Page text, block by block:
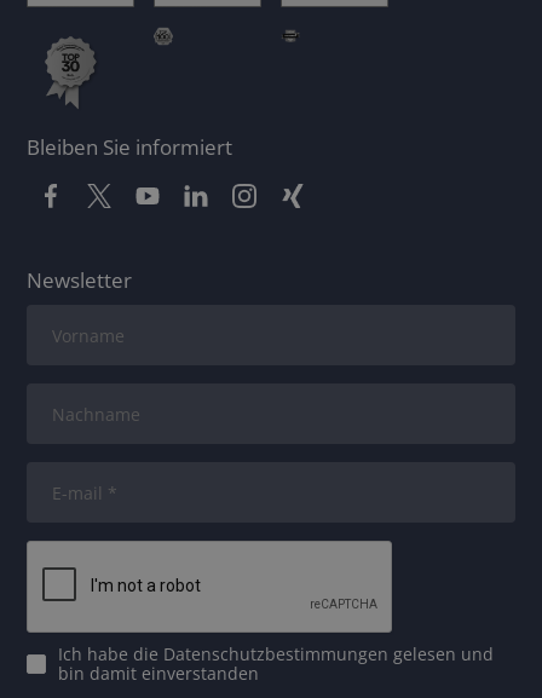
Bleiben Sie informiert
Newsletter
Ich habe die Datenschutzbestimmungen gelesen und
bin damit einverstanden